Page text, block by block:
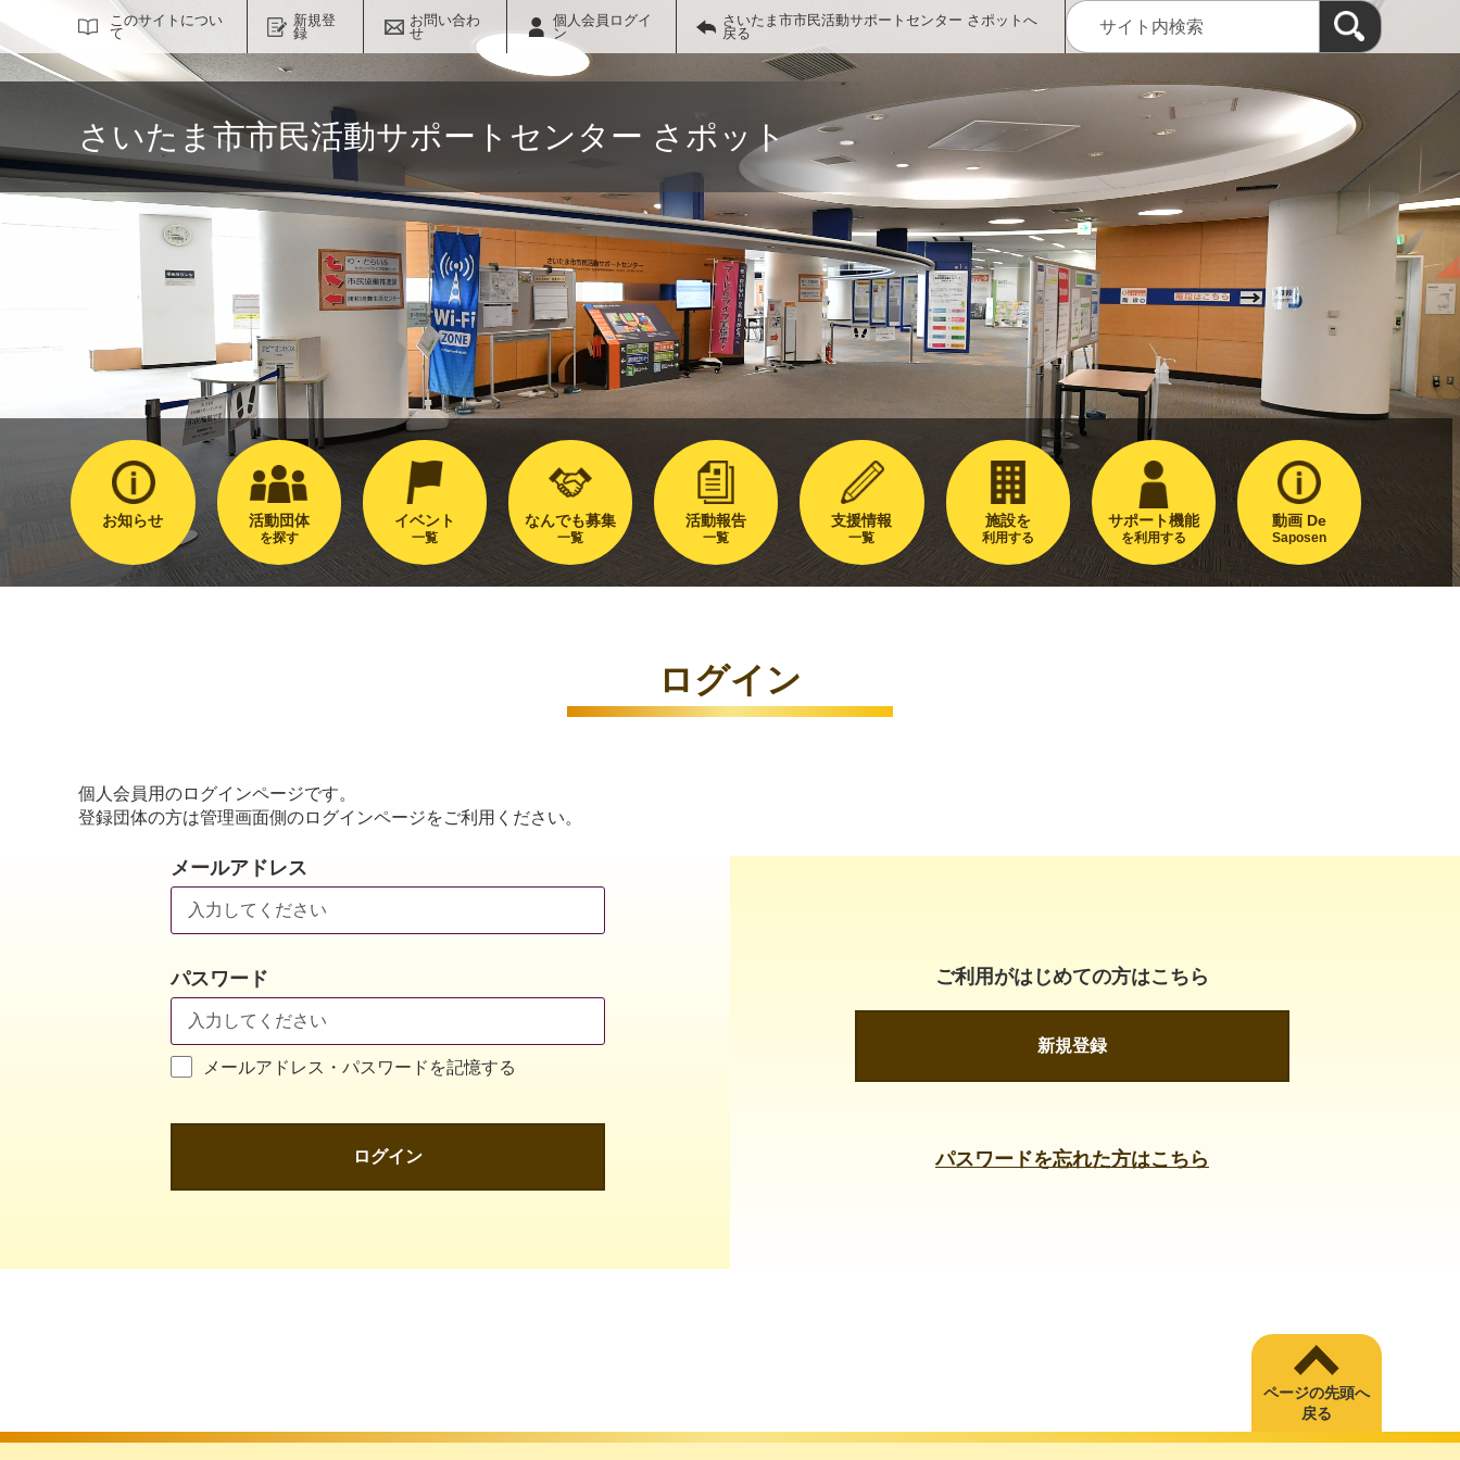
このサイトについ
て
新規登
録
お問い合わ
せ
個人会員ログイ
ン
さいたま市市民活動サポートセンター さポットへ
戻る
さいたま市市民活動サポートセンター さポット
お知らせ 活動団体
を探す
イベント
一覧
なんでも募集
一覧
活動報告
一覧
支援情報
一覧
施設を
利用する
サポート機能
を利用する
動画 De
Saposen
ログイン
個人会員用のログインページです。
登録団体の方は管理画面側のログインページをご利用ください。
メールアドレス
パスワード
メールアドレス・パスワードを記憶する
ログイン
ご利用がはじめての方はこちら
新規登録
パスワードを忘れた方はこちら
ページの先頭へ
戻る